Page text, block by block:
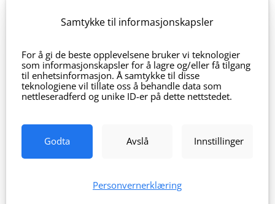
websystemer du bruker.
filer og konvertere dem til bladbare PDF-er – ingen teknisk
ekspertise nødvendig!
3. Interaktivitet: Gi dokumentene dine liv med animerte
sidevendinger. Dette gjør det enkelt for leserne å navigere
4. Multimedieinnhold:
Integrer videoer, lyd, bilder og
5. Responsivt design:Bladbare PDF-er fungerer sømløst på
Samtykke til informasjonskapsler
For å gi de beste opplevelsene bruker vi teknologier
som informasjonskapsler for å lagre og/eller få tilgang
til enhetsinformasjon. Å samtykke til disse
teknologiene vil tillate oss å behandle data som
nettleseradferd og unike ID-er på dette nettstedet.
Godta Avslå Innstillinger
Personvernerklæring